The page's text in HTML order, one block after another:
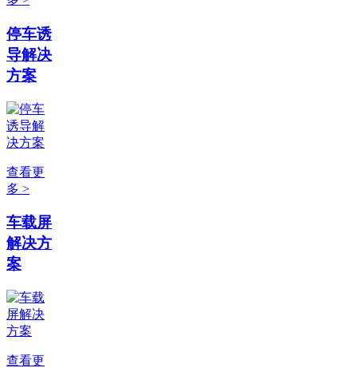
停车诱
导解决
方案
查看更
多 >
车载屏
解决方
案
查看更